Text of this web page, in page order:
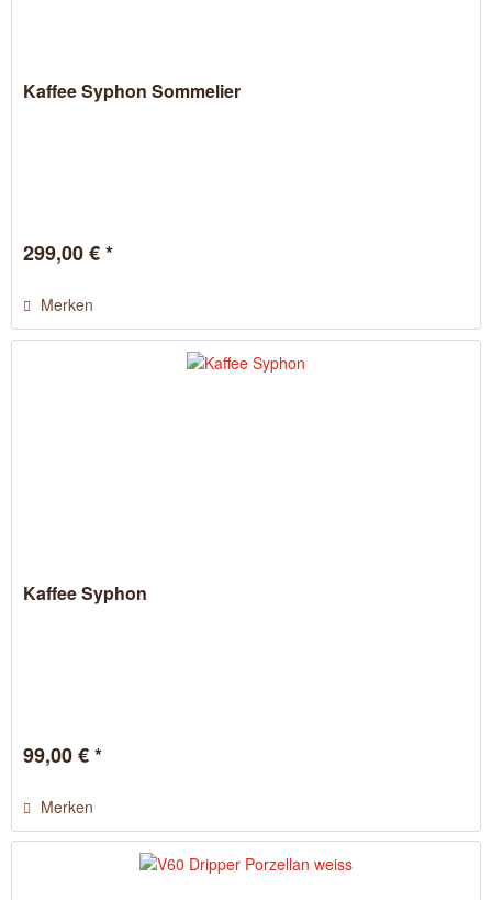
Kaffee Syphon Sommelier
299,00 € *
Merken
Kaffee Syphon
99,00 € *
Merken